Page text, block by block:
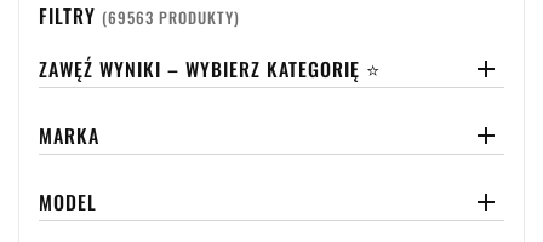
FILTRY (69563 PRODUKTY)
ZAWĘŹ WYNIKI – WYBIERZ KATEGORIĘ ⭐ 
MARKA 
MODEL 